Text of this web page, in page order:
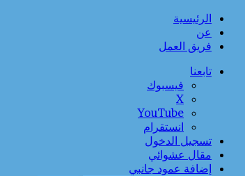
الرئيسية
عن
فريق العمل
تابعنا
فيسبوك
‫X
‫YouTube
انستقرام
تسجيل الدخول
مقال عشوائي
إضافة عمود جانبي